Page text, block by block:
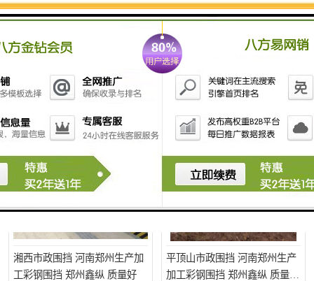
纵 质量好 围挡加工 开封市政
围挡
南阳生产加工彩钢围挡 郑州鑫
纵 质量好 鑫纵建材 黄冈市政
围挡
湘西市政围挡 河南郑州生产加
工彩钢围挡 郑州鑫纵 质量好
平顶山市政围挡 河南郑州生产
加工彩钢围挡 郑州鑫纵 质量好